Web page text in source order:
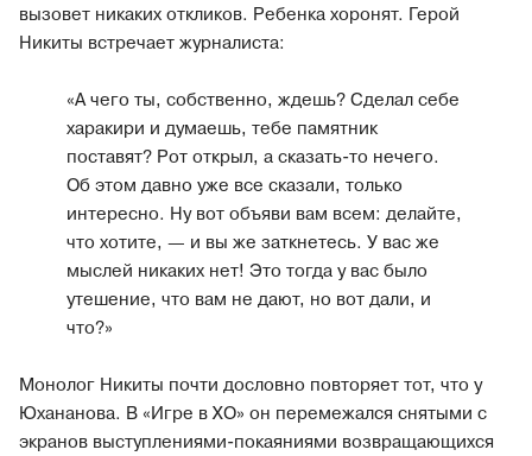
вызовет никаких откликов. Ребенка хоронят. Герой
Никиты встречает журналиста:
«А чего ты, собственно, ждешь? Сделал себе
харакири и думаешь, тебе памятник
поставят? Рот открыл, а сказать-то нечего.
Об этом давно уже все сказали, только
интересно. Ну вот объяви вам всем: делайте,
что хотите, — и вы же заткнетесь. У вас же
мыслей никаких нет! Это тогда у вас было
утешение, что вам не дают, но вот дали, и
что?»
Монолог Никиты почти дословно повторяет тот, что у
Юхананова. В «Игре в ХО» он перемежался снятыми с
экранов выступлениями-покаяниями возвращающихся